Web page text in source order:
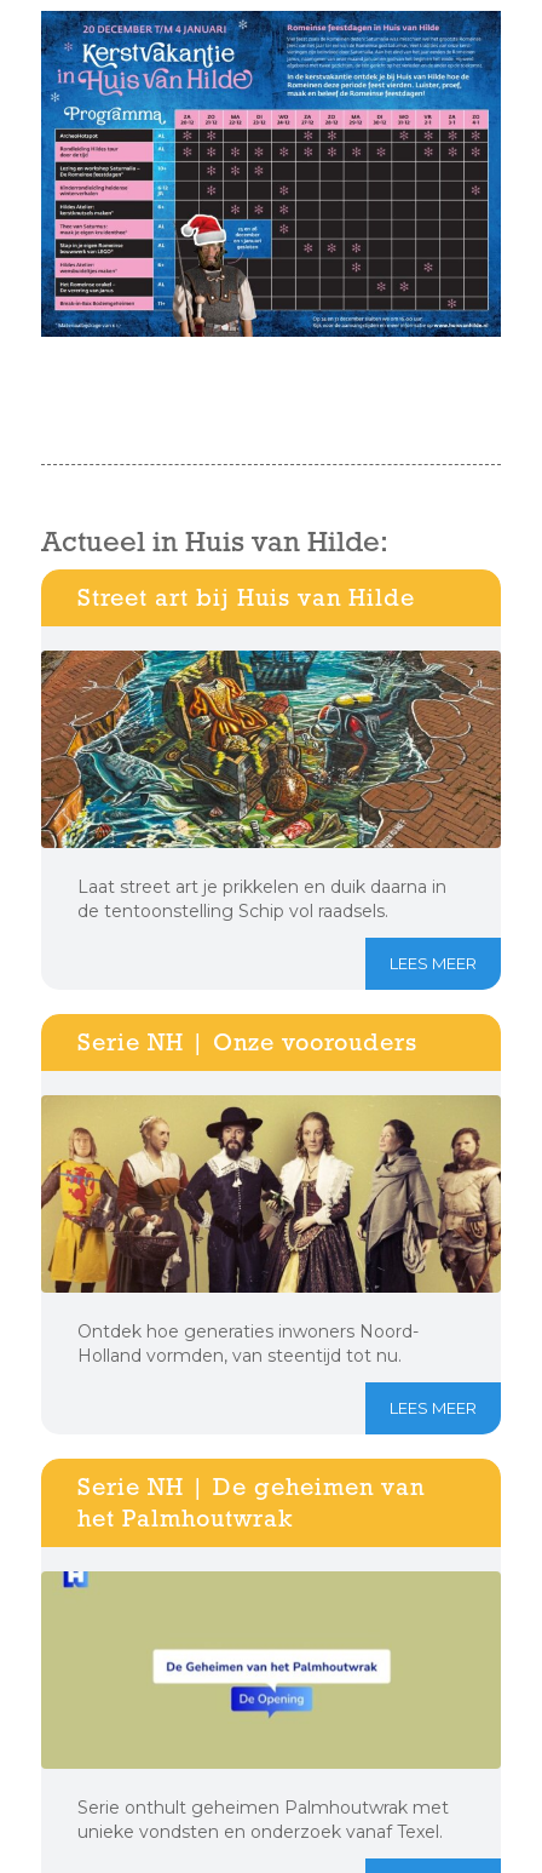
Actueel in Huis van Hilde:
Street art bij Huis van Hilde
Laat street art je prikkelen en duik daarna in
de tentoonstelling Schip vol raadsels.
LEES MEER
Serie NH | Onze voorouders
Ontdek hoe generaties inwoners Noord-
Holland vormden, van steentijd tot nu.
LEES MEER
Serie NH | De geheimen van
het Palmhoutwrak
Serie onthult geheimen Palmhoutwrak met
unieke vondsten en onderzoek vanaf Texel.